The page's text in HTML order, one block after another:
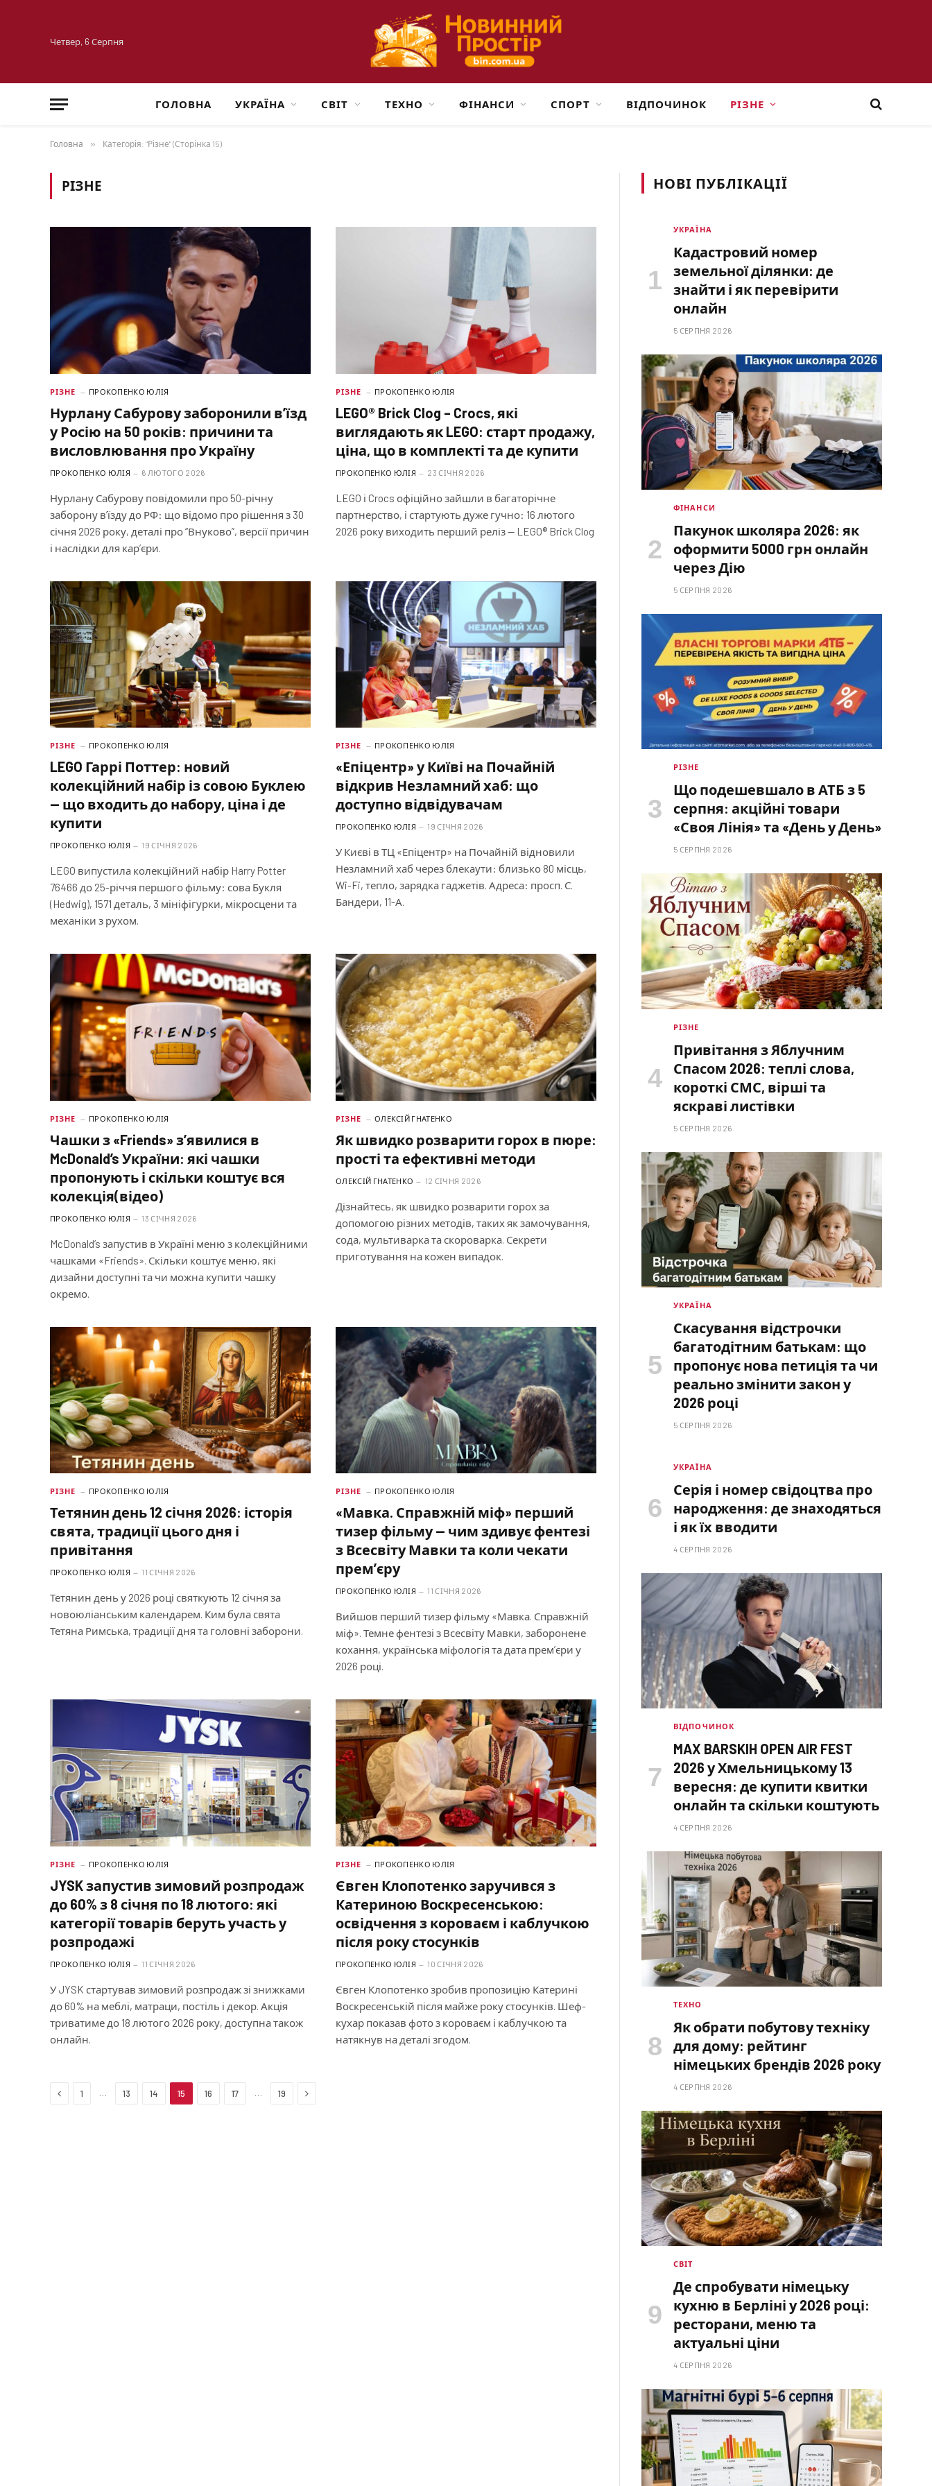
Четвер, 6 Серпня
ГОЛОВНА УКРАЇНА СВІТ ТЕХНО ФІНАНСИ СПОРТ ВІДПОЧИНОК РІЗНЕ
Головна » Категорія: "Різне" (Сторінка 15)
РІЗНЕ
РІЗНЕ ПРОКОПЕНКО ЮЛІЯ
Нурлану Сабурову заборонили в’їзд
у Росію на 50 років: причини та
висловлювання про Україну
ПРОКОПЕНКО ЮЛІЯ 6 ЛЮТОГО 2026
Нурлану Сабурову повідомили про 50-річну
заборону в’їзду до РФ: що відомо про рішення з 30
січня 2026 року, деталі про “Внуково”, версії причин
і наслідки для кар’єри.
РІЗНЕ ПРОКОПЕНКО ЮЛІЯ
LEGO® Brick Clog – Crocs, які
виглядають як LEGO: старт продажу,
ціна, що в комплекті та де купити
ПРОКОПЕНКО ЮЛІЯ 23 СІЧНЯ 2026
LEGO і Crocs офіційно зайшли в багаторічне
партнерство, і стартують дуже гучно: 16 лютого
2026 року виходить перший реліз — LEGO® Brick Clog
РІЗНЕ ПРОКОПЕНКО ЮЛІЯ
LEGO Гаррі Поттер: новий
колекційний набір із совою Буклею
— що входить до набору, ціна і де
купити
ПРОКОПЕНКО ЮЛІЯ 19 СІЧНЯ 2026
LEGO випустила колекційний набір Harry Potter
76466 до 25-річчя першого фільму: сова Букля
(Hedwig), 1571 деталь, 3 мініфігурки, мікросцени та
механіки з рухом.
РІЗНЕ ПРОКОПЕНКО ЮЛІЯ
«Епіцентр» у Київі на Почайній
відкрив Незламний хаб: що
доступно відвідувачам
ПРОКОПЕНКО ЮЛІЯ 19 СІЧНЯ 2026
У Києві в ТЦ «Епіцентр» на Почайній відновили
Незламний хаб через блекаути: близько 80 місць,
Wi-Fi, тепло, зарядка гаджетів. Адреса: просп. С.
Бандери, 11-А.
РІЗНЕ ПРОКОПЕНКО ЮЛІЯ
Чашки з «Friends» з’явилися в
McDonald’s України: які чашки
пропонують і скільки коштує вся
колекція(відео)
ПРОКОПЕНКО ЮЛІЯ 13 СІЧНЯ 2026
McDonald’s запустив в Україні меню з колекційними
чашками «Friends». Скільки коштує меню, які
дизайни доступні та чи можна купити чашку
окремо.
РІЗНЕ ОЛЕКСІЙ ГНАТЕНКО
Як швидко розварити горох в пюре:
прості та ефективні методи
ОЛЕКСІЙ ГНАТЕНКО 12 СІЧНЯ 2026
Дізнайтесь, як швидко розварити горох за
допомогою різних методів, таких як замочування,
сода, мультиварка та скороварка. Секрети
приготування на кожен випадок.
РІЗНЕ ПРОКОПЕНКО ЮЛІЯ
Тетянин день 12 січня 2026: історія
свята, традиції цього дня і
привітання
ПРОКОПЕНКО ЮЛІЯ 11 СІЧНЯ 2026
Тетянин день у 2026 році святкують 12 січня за
новоюліанським календарем. Ким була свята
Тетяна Римська, традиції дня та головні заборони.
РІЗНЕ ПРОКОПЕНКО ЮЛІЯ
«Мавка. Справжній міф» перший
тизер фільму — чим здивує фентезі
з Всесвіту Мавки та коли чекати
прем’єру
ПРОКОПЕНКО ЮЛІЯ 11 СІЧНЯ 2026
Вийшов перший тизер фільму «Мавка. Справжній
міф». Темне фентезі з Всесвіту Мавки, заборонене
кохання, українська міфологія та дата прем’єри у
2026 році.
РІЗНЕ ПРОКОПЕНКО ЮЛІЯ
JYSK запустив зимовий розпродаж
до 60% з 8 січня по 18 лютого: які
категорії товарів беруть участь у
розпродажі
ПРОКОПЕНКО ЮЛІЯ 11 СІЧНЯ 2026
У JYSK стартував зимовий розпродаж зі знижками
до 60% на меблі, матраци, постіль і декор. Акція
триватиме до 18 лютого 2026 року, доступна також
онлайн.
РІЗНЕ ПРОКОПЕНКО ЮЛІЯ
Євген Клопотенко заручився з
Катериною Воскресенською:
освідчення з короваєм і каблучкою
після року стосунків
ПРОКОПЕНКО ЮЛІЯ 10 СІЧНЯ 2026
Євген Клопотенко зробив пропозицію Катерині
Воскресенській після майже року стосунків. Шеф-
кухар показав фото з короваєм і каблучкою та
натякнув на деталі згодом.
Previous
1 13 14 15 16 17 19 Next
НОВІ ПУБЛІКАЦІЇ
УКРАЇНА
Кадастровий номер
земельної ділянки: де
знайти і як перевірити
онлайн
5 СЕРПНЯ 2026
ФІНАНСИ
Пакунок школяра 2026: як
оформити 5000 грн онлайн
через Дію
5 СЕРПНЯ 2026
РІЗНЕ
Що подешевшало в АТБ з 5
серпня: акційні товари
«Своя Лінія» та «День у День»
5 СЕРПНЯ 2026
РІЗНЕ
Привітання з Яблучним
Спасом 2026: теплі слова,
короткі СМС, вірші та
яскраві листівки
5 СЕРПНЯ 2026
УКРАЇНА
Скасування відстрочки
багатодітним батькам: що
пропонує нова петиція та чи
реально змінити закон у
2026 році
5 СЕРПНЯ 2026
УКРАЇНА
Серія і номер свідоцтва про
народження: де знаходяться
і як їх вводити
4 СЕРПНЯ 2026
ВІДПОЧИНОК
MAX BARSKIH OPEN AIR FEST
2026 у Хмельницькому 13
вересня: де купити квитки
онлайн та скільки коштують
4 СЕРПНЯ 2026
ТЕХНО
Як обрати побутову техніку
для дому: рейтинг
німецьких брендів 2026 року
4 СЕРПНЯ 2026
СВІТ
Де спробувати німецьку
кухню в Берліні у 2026 році:
ресторани, меню та
актуальні ціни
4 СЕРПНЯ 2026